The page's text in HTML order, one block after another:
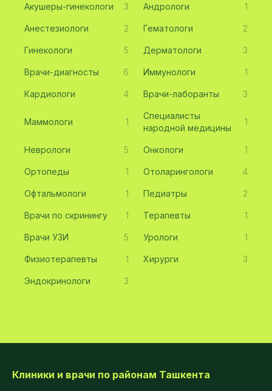
Акушеры-гинекологи 3 Андрологи 1
Анестезиологи 2 Гематологи 2
Гинекологи 5 Дерматологи 3
Врачи-диагносты 6 Иммунологи 1
Кардиологи 4 Врачи-лаборанты 3
Маммологи 1
Специалисты
народной медицины
1
Неврологи 5 Онкологи 1
Ортопеды 1 Отоларингологи 4
Офтальмологи 1 Педиатры 2
Врачи по скринингу 1 Терапевты 1
Врачи УЗИ 5 Урологи 1
Физиотерапевты 1 Хирурги 3
Эндокринологи 3
Клиники и врачи по районам Ташкента